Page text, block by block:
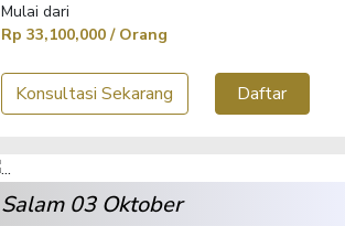
Mulai dari
Rp 33,100,000 / Orang
Konsultasi Sekarang Daftar
Salam 03 Oktober